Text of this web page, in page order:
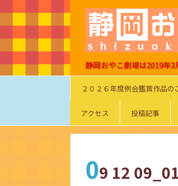
静岡おやこ劇場は2019年
２０２６年度例会鑑賞作品の
アクセス 投稿記事
09 12